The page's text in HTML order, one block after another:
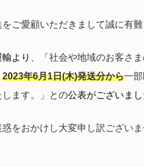
ご愛顧いただきまして誠に有難
より
、「社会や地域のお客さ
2023年6月1日(木)発送分から一
ます。」との公表がございまし
をおかけし大変申し訳ござい